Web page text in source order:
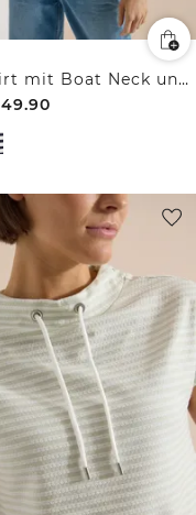
T-Shirt mit Boat Neck und Knopfdetail
49.90